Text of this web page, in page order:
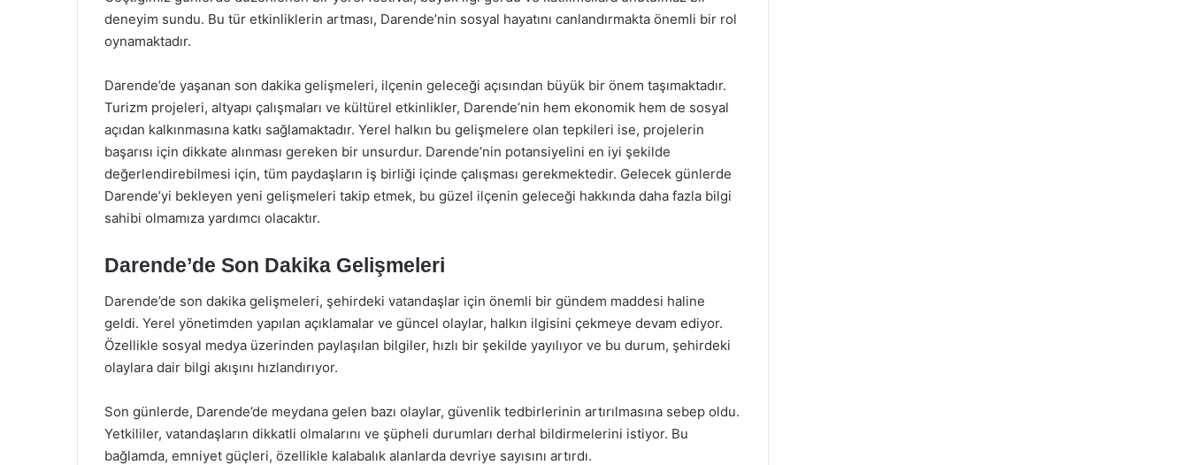
deneyim sundu. Bu tür etkinliklerin artması, Darende’nin sosyal hayatını canlandırmakta önemli bir rol
oynamaktadır.
Darende’de yaşanan son dakika gelişmeleri, ilçenin geleceği açısından büyük bir önem taşımaktadır.
Turizm projeleri, altyapı çalışmaları ve kültürel etkinlikler, Darende’nin hem ekonomik hem de sosyal
açıdan kalkınmasına katkı sağlamaktadır. Yerel halkın bu gelişmelere olan tepkileri ise, projelerin
başarısı için dikkate alınması gereken bir unsurdur. Darende’nin potansiyelini en iyi şekilde
değerlendirebilmesi için, tüm paydaşların iş birliği içinde çalışması gerekmektedir. Gelecek günlerde
Darende’yi bekleyen yeni gelişmeleri takip etmek, bu güzel ilçenin geleceği hakkında daha fazla bilgi
sahibi olmamıza yardımcı olacaktır.
Darende’de Son Dakika Gelişmeleri
Darende’de son dakika gelişmeleri, şehirdeki vatandaşlar için önemli bir gündem maddesi haline
geldi. Yerel yönetimden yapılan açıklamalar ve güncel olaylar, halkın ilgisini çekmeye devam ediyor.
Özellikle sosyal medya üzerinden paylaşılan bilgiler, hızlı bir şekilde yayılıyor ve bu durum, şehirdeki
olaylara dair bilgi akışını hızlandırıyor.
Son günlerde, Darende’de meydana gelen bazı olaylar, güvenlik tedbirlerinin artırılmasına sebep oldu.
Yetkililer, vatandaşların dikkatli olmalarını ve şüpheli durumları derhal bildirmelerini istiyor. Bu
bağlamda, emniyet güçleri, özellikle kalabalık alanlarda devriye sayısını artırdı.